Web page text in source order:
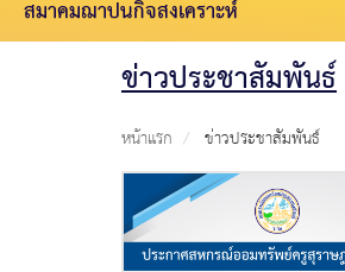
สมาคมฌาปนกิจสงเคราะห์
ข่าวประชาสัมพันธ์
หน้าแรก ข่าวประชาสัมพันธ์